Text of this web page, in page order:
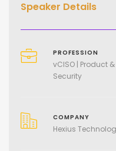
Speaker Details
PROFESSION
vCISO | Product
Security
COMPANY
Hexius